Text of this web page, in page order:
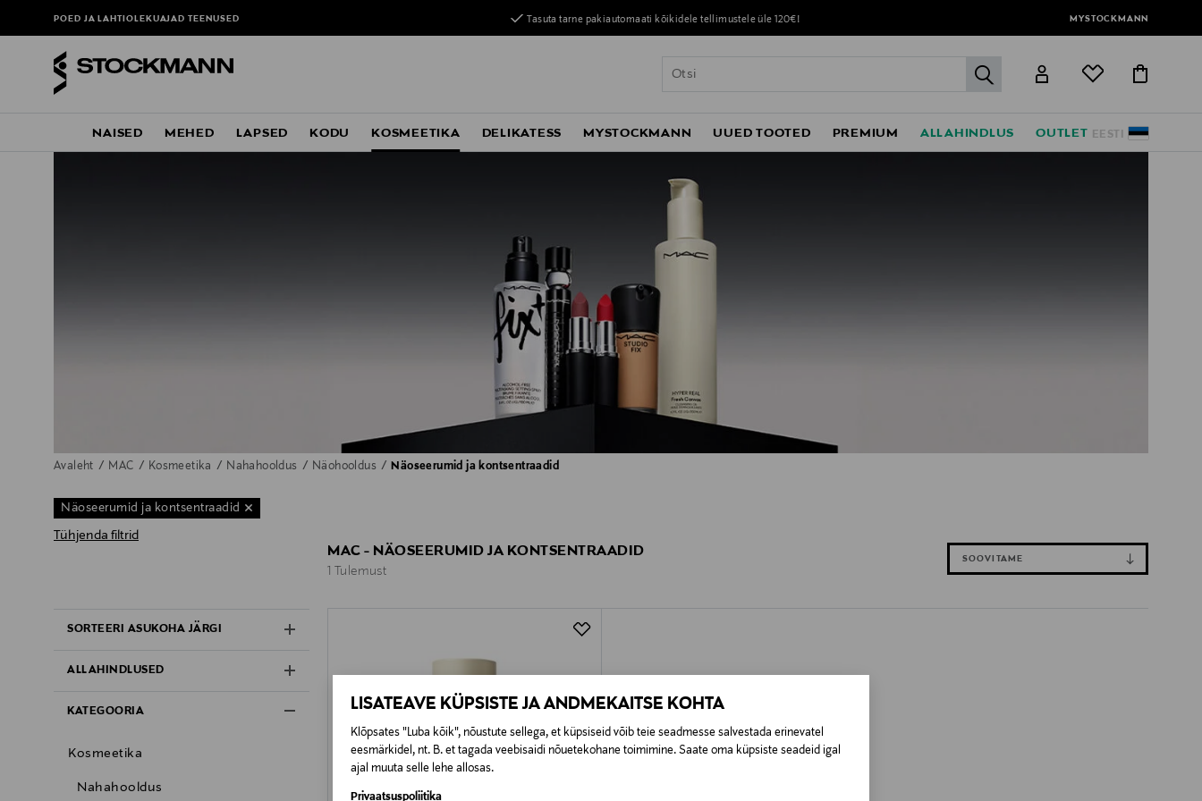
LISATEAVE KÜPSISTE JA ANDMEKAITSE KOHTA
Klõpsates "Luba kõik", nõustute sellega, et küpsiseid võib teie seadmesse salvestada erinevatel
eesmärkidel, nt. B. et tagada veebisaidi nõuetekohane toimimine. Saate oma küpsiste seadeid igal
ajal muuta selle lehe allosas.
Privaatsuspoliitika
POED JA LAHTIOLEKUAJADTEENUSED Tasuta tarne pakiautomaati kõikidele tellimustele üle 120€! MYSTOCKMANN
label.header.go
EESTI
NAISED MEHED LAPSED KODU KOSMEETIKA DELIKATESS MYSTOCKMANN UUED TOOTED PREMIUM ALLAHINDLUS OUTLET
Avaleht MAC Kosmeetika Nahahooldus Näohooldus Näoseerumid ja kontsentraadid
Näoseerumid ja kontsentraadid
Tühjenda filtrid
SORTEERI ASUKOHA JÄRGI
ALLAHINDLUSED
KATEGOORIA
Kosmeetika
Nahahooldus
MAC - NÄOSEERUMID JA KONTSENTRAADID
1 Tulemust
SOOVITAME